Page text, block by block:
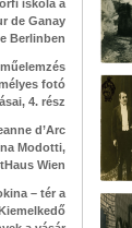
iskola a
de Ganay
Berlinben
fotó
4. rész
d’Arc
Modotti,
Wien
– tér a